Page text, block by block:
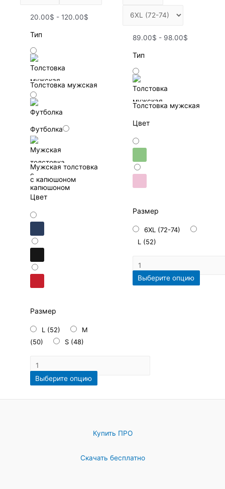
20.00$ - 120.00$
Тип
Толстовка мужская
Футболка
Мужская толстовка
с капюшоном
Цвет
Размер
L (52)
M
(50)
S (48)
Выберите опцию
89.00$ - 98.00$
Тип
Толстовка мужская
Цвет
Размер
6XL (72-74)
L (52)
Выберите опцию
Купить ПРО
Скачать бесплатно